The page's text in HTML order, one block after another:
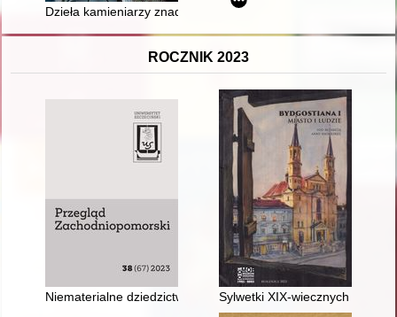
Dzieła kamieniarzy znad Motławy na Ostrowie Lednickim :
ROCZNIK 2023
Niematerialne dziedzictwo kulturowe wsi Pomorza
Sylwetki XIX-wiecznych